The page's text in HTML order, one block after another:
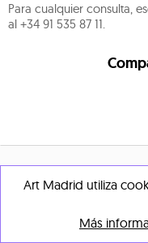
Para cualquier consulta,
al +34 91 535 87 11.
Si deseas recibir mas
Art Madrid utiliza
Más